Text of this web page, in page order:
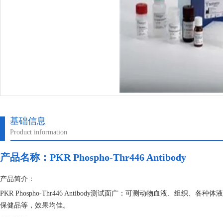
基础信息
Product information
产品名称： PKR Phospho-Thr446 Antibody
产品简介：
PKR Phospho-Thr446 Antibody测试面广：可测动物血液、组织、各种
保健品等，效果均佳。